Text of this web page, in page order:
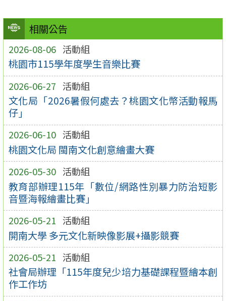
相關公告
2026-08-06 活動組
桃園市115學年度學生音樂比賽
2026-06-27 活動組
文化局「2026暑假何處去？桃園文化幣活動報馬
仔」
2026-06-10 活動組
桃園文化局 閩南文化創意繪畫大賽
2026-05-30 活動組
教育部辦理115年「數位/網路性別暴力防治短影
音暨海報繪畫比賽」
2026-05-21 活動組
開南大學 多元文化新映像影展+攝影競賽
2026-05-21 活動組
社會局辦理「115年度兒少培力基礎課程暨繪本創
作工作坊